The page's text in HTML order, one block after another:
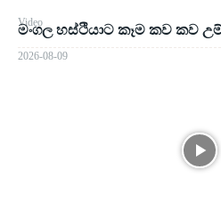
Video
මංගල හස්ථියාට කෑම කව කව
2026-08-09